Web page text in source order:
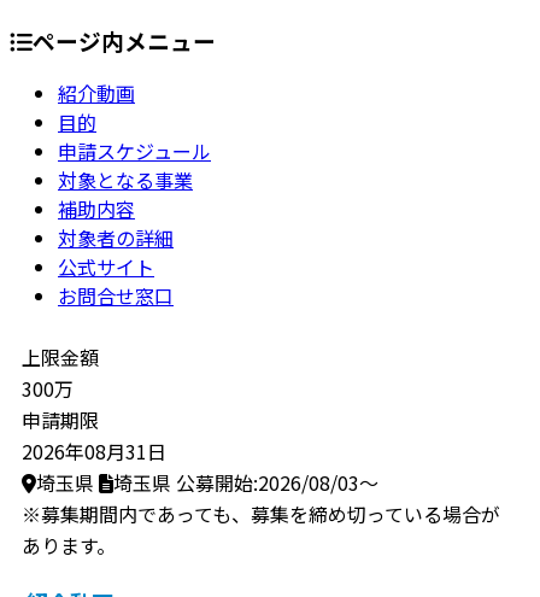
ページ内メニュー
紹介動画
目的
申請スケジュール
対象となる事業
補助内容
対象者の詳細
公式サイト
お問合せ窓口
上限金額
300万
申請期限
2026年08月31日
埼玉県
埼玉県 公募開始:2026/08/03～
※募集期間内であっても、募集を締め切っている場合が
あります。